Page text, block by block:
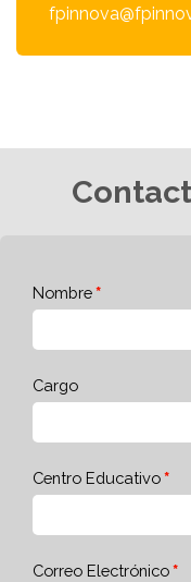
Nombre
Cargo
Centro Educativo
Correo Electrónico